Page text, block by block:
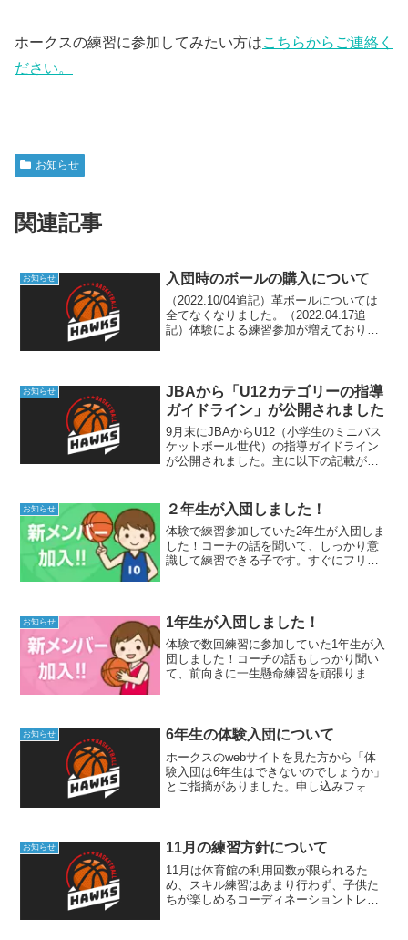
ホークスの練習に参加してみたい方はこちらからご連絡く
ださい。
お知らせ
関連記事
お知らせ 入団時のボールの購入について
（2022.10/04追記）革ボールについては
全てなくなりました。（2022.04.17追
記）体験による練習参加が増えており、
じゃん...
お知らせ
JBAから「U12カテゴリーの指導
ガイドライン」が公開されました
9月末にJBAからU12（小学生のミニバス
ケットボール世代）の指導ガイドライン
が公開されました。主に以下の記載があ
など）を育てるべきか育成とコーチング
に関する考え方...
お知らせ ２年生が入団しました！
体験で練習参加していた2年生が入団しま
した！コーチの話を聞いて、しっかり意
識して練習できる子です。すぐにフリー
あまり得意でない子...
お知らせ 1年生が入団しました！
体験で数回練習に参加していた1年生が入
団しました！コーチの話もしっかり聞い
て、前向きに一生懸命練習を頑張りまし
かりバスケットボールの...
お知らせ 6年生の体験入団について
ホークスのwebサイトを見た方から「体
験入団は6年生はできないのでしょうか」
とご指摘がありました。申し込みフォー
上手な選手と差を...
お知らせ 11月の練習方針について
11月は体育館の利用回数が限られるた
め、スキル練習はあまり行わず、子供た
ちが楽しめるコーディネーショントレー